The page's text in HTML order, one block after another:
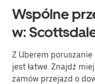
Wspólne
w:
Z Uberem
jest łatwe. Znajdź
zamów przejazd o